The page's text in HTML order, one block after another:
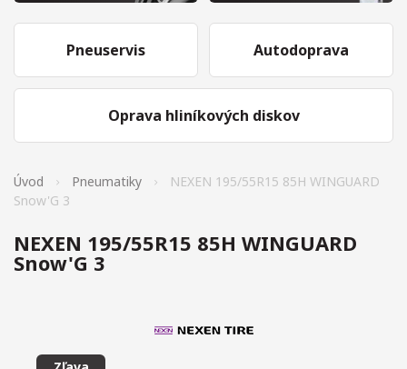
Pneuservis
Oprava hliníkových diskov
Autodoprava
Úvod Pneumatiky
NEXEN 195/55R15 85H WINGUARD
Snow'G 3
NEXEN 195/55R15 85H WINGUARD
Snow'G 3